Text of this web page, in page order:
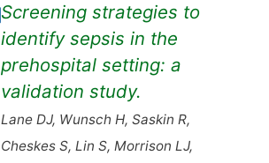
Screening strategies to
identify sepsis in the
prehospital setting: a
validation study.
Lane DJ, Wunsch H, Saskin R,
Cheskes S, Lin S, Morrison LJ,